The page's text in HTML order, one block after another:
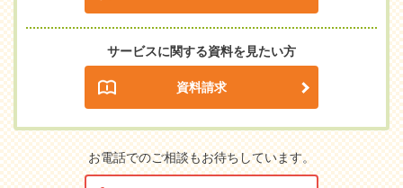
サービスに関する資料を見たい方
資料請求
お電話でのご相談もお待ちしています。